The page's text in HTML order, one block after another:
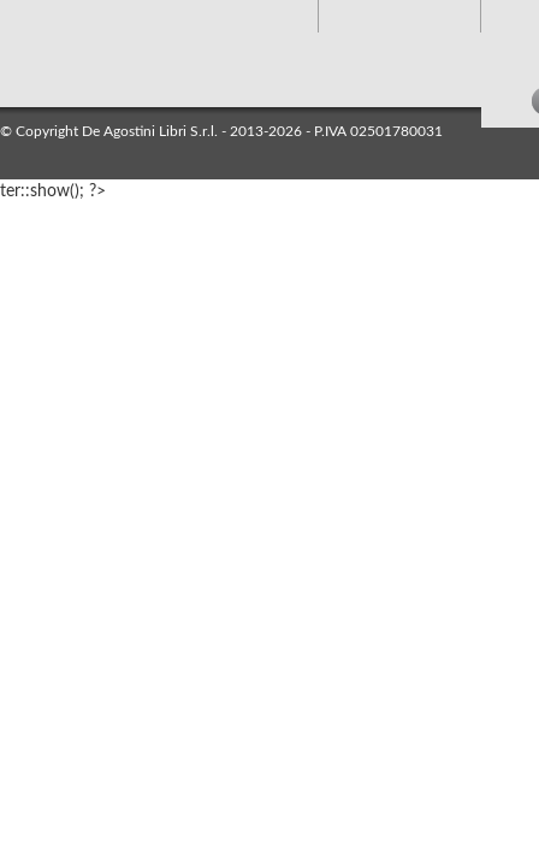
© Copyright De Agostini Libri S.r.l. - 2013-2026 - P.IVA 02501780031
ter::show(); ?>